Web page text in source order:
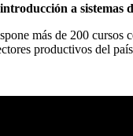
a
más de 200 cursos
productivos del